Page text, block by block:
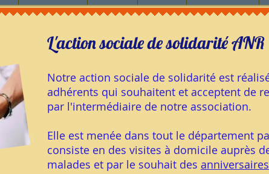
L'action sociale de solidarité ANR
Notre action sociale de solidarité est
adhérents qui souhaitent et acceptent de
par l'intermédiaire de notre association.
Elle est menée dans tout le département
consiste en des visites à domicile auprès
malades et par le souhait des anniversaires